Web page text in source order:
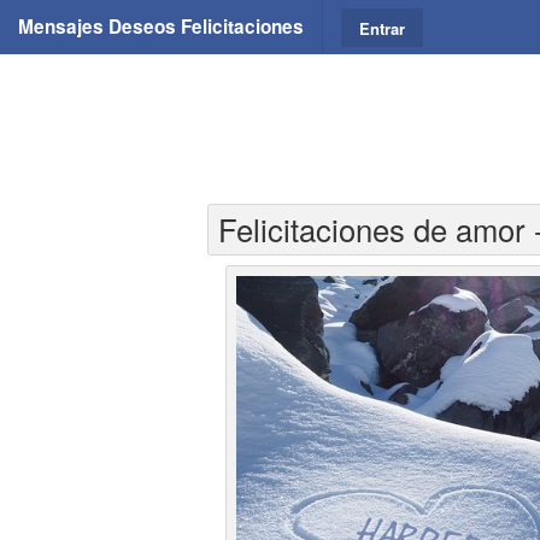
Mensajes Deseos Felicitaciones Entrar
Felicitaciones de